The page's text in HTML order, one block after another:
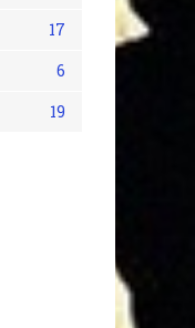
17
6
19